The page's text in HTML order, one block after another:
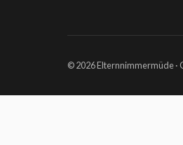
© 2026 Elternnimmermüde ·